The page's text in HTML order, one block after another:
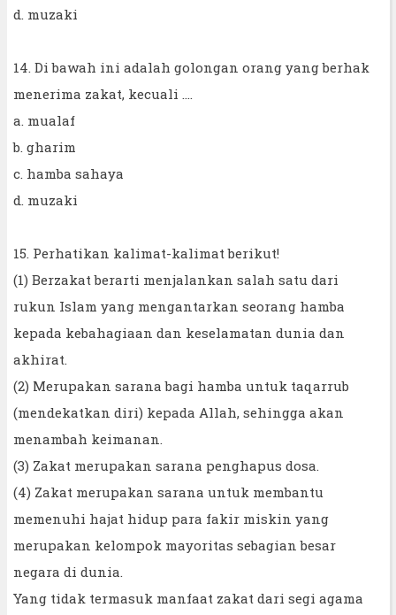
d. muzaki
14. Di bawah ini adalah golongan orang yang berhak
menerima zakat, kecuali ....
a. mualaf
b. gharim
c. hamba sahaya
d. muzaki
15. Perhatikan kalimat-kalimat berikut!
(1) Berzakat berarti menjalankan salah satu dari
rukun Islam yang mengantarkan seorang hamba
kepada kebahagiaan dan keselamatan dunia dan
akhirat.
(2) Merupakan sarana bagi hamba untuk taqarrub
(mendekatkan diri) kepada Allah, sehingga akan
menambah keimanan.
(3) Zakat merupakan sarana penghapus dosa.
(4) Zakat merupakan sarana untuk membantu
memenuhi hajat hidup para fakir miskin yang
merupakan kelompok mayoritas sebagian besar
negara di dunia.
Yang tidak termasuk manfaat zakat dari segi agama